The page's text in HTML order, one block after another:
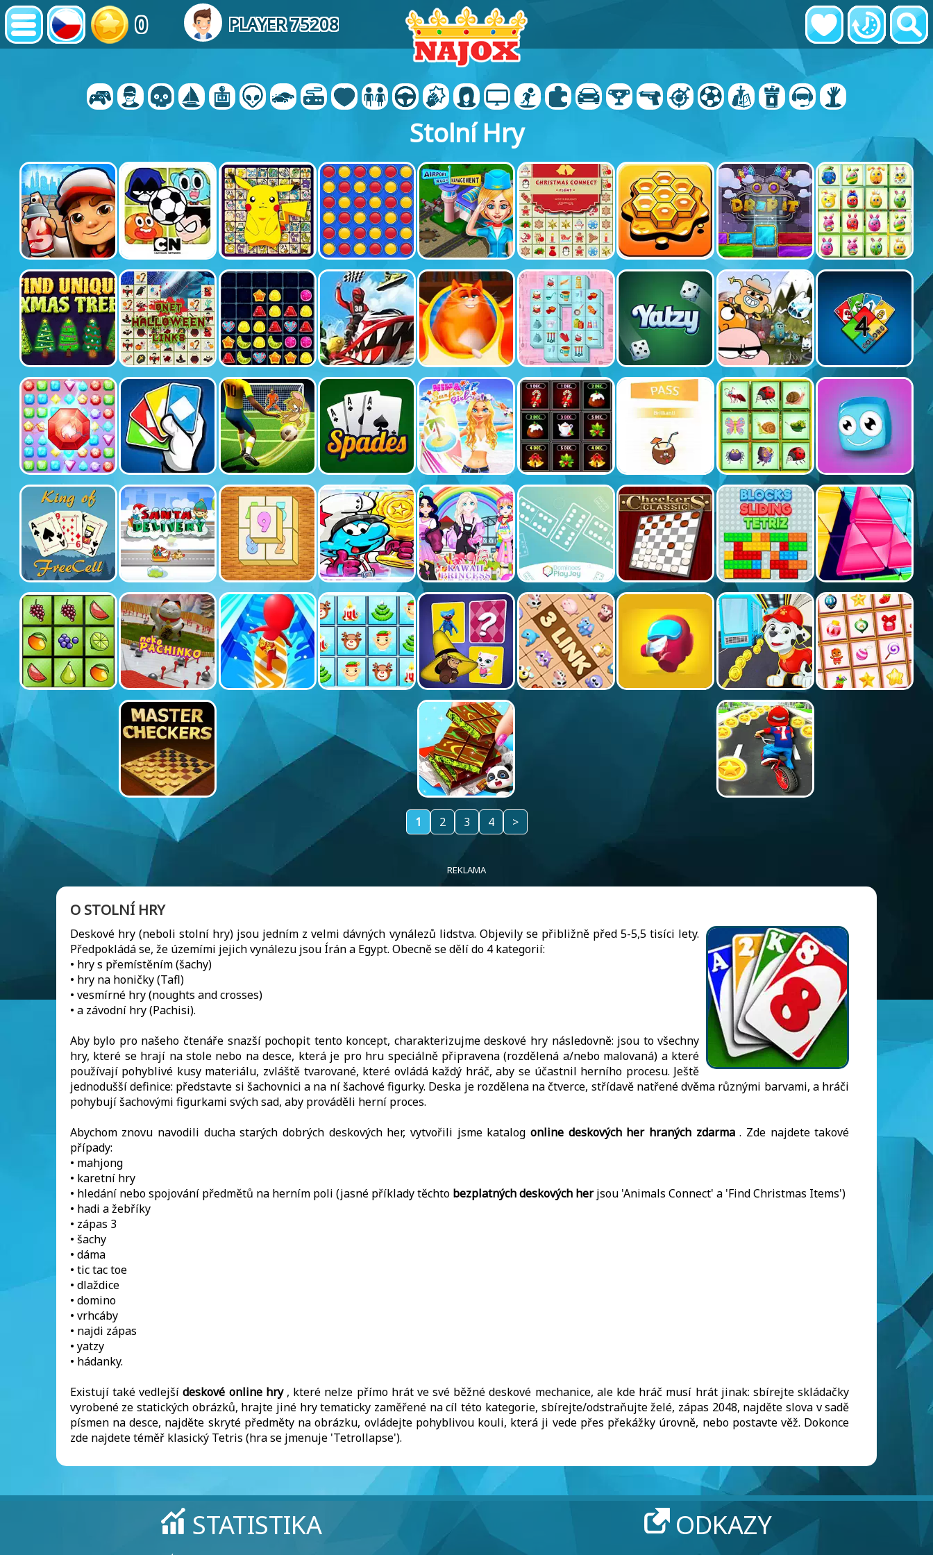
0 PLAYER 75208
Stolní Hry
1 2 3 4 >
REKLAMA
O STOLNÍ HRY
Deskové hry (neboli stolní hry) jsou jedním z velmi dávných vynálezů lidstva. Objevily se přibližně před 5-5,5 tisíci lety.
Předpokládá se, že územími jejich vynálezu jsou Írán a Egypt. Obecně se dělí do 4 kategorií:
• hry s přemístěním (šachy)
• hry na honičky (Tafl)
• vesmírné hry (noughts and crosses)
• a závodní hry (Pachisi).
Aby bylo pro našeho čtenáře snazší pochopit tento koncept, charakterizujme deskové hry následovně: jsou to všechny
hry, které se hrají na stole nebo na desce, která je pro hru speciálně připravena (rozdělená a/nebo malovaná) a které
používají pohyblivé kusy materiálu, zvláště tvarované, které ovládá každý hráč, aby se účastnil herního procesu. Ještě
jednodušší definice: představte si šachovnici a na ní šachové figurky. Deska je rozdělena na čtverce, střídavě natřené dvěma různými barvami, a hráči
pohybují šachovými figurkami svých sad, aby prováděli herní proces.
Abychom znovu navodili ducha starých dobrých deskových her, vytvořili jsme katalog online deskových her hraných zdarma. Zde najdete takové
případy:
• mahjong
• karetní hry
• hledání nebo spojování předmětů na herním poli (jasné příklady těchto bezplatných deskových herjsou 'Animals Connect' a 'Find Christmas Items')
• hadi a žebříky
• zápas 3
• šachy
• dáma
• tic tac toe
• dlaždice
• domino
• vrhcáby
• najdi zápas
• yatzy
• hádanky.
Existují také vedlejšídeskové online hry, které nelze přímo hrát ve své běžné deskové mechanice, ale kde hráč musí hrát jinak: sbírejte skládačky
vyrobené ze statických obrázků, hrajte jiné hry tematicky zaměřené na cíl této kategorie, sbírejte/odstraňujte želé, zápas 2048, najděte slova v sadě
písmen na desce, najděte skryté předměty na obrázku, ovládejte pohyblivou kouli, která ji vede přes překážky úrovně, nebo postavte věž. Dokonce
zde najdete téměř klasický Tetris (hra se jmenuje 'Tetrollapse').
STATISTIKA ODKAZY